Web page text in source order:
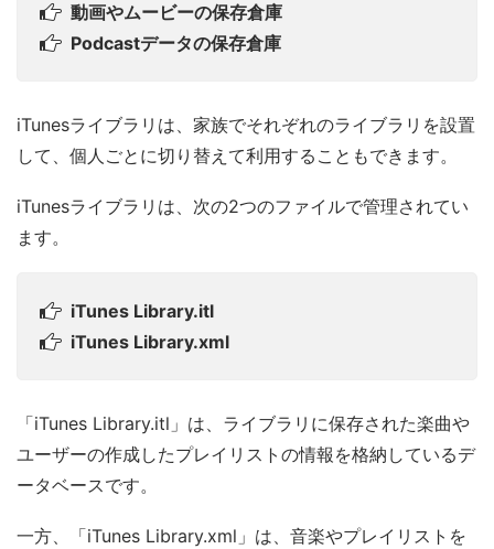
動画やムービーの保存倉庫
Podcastデータの保存倉庫
iTunesライブラリは、家族でそれぞれのライブラリを設置
して、個人ごとに切り替えて利用することもできます。
iTunesライブラリは、次の2つのファイルで管理されてい
ます。
iTunes Library.itl
iTunes Library.xml
「iTunes Library.itl」は、ライブラリに保存された楽曲や
ユーザーの作成したプレイリストの情報を格納しているデ
ータベースです。
一方、「iTunes Library.xml」は、音楽やプレイリストを